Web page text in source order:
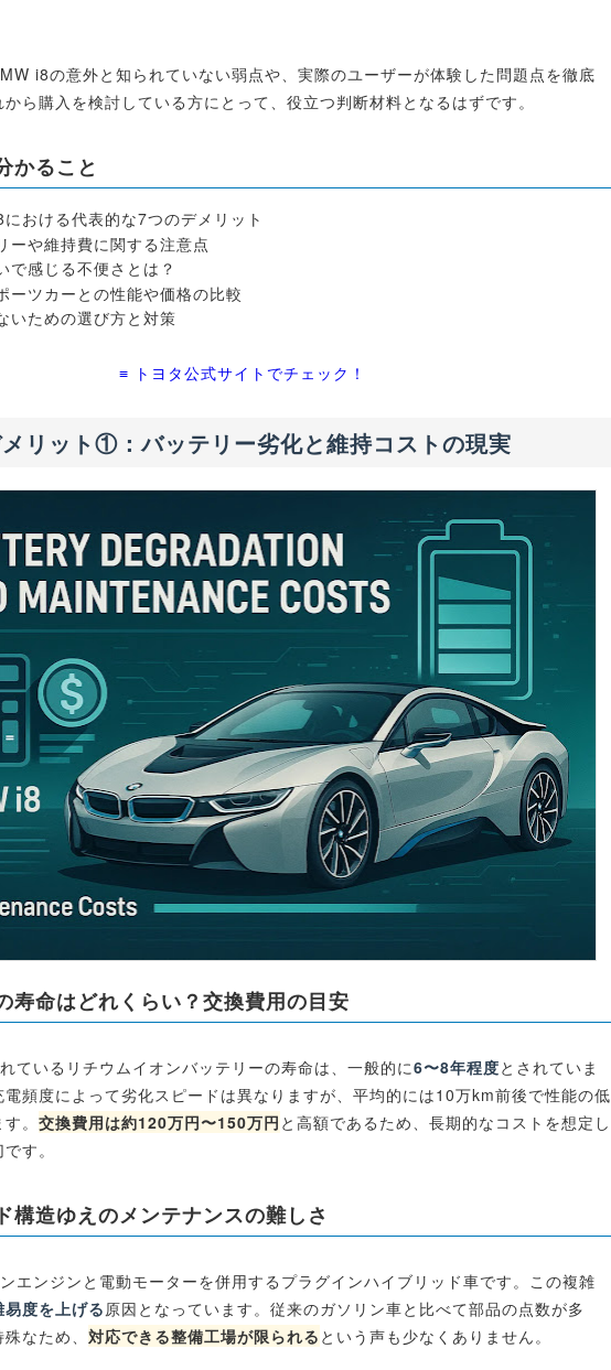
i8の意外と知られていない弱点や、実際のユーザーが体験した問題点を徹底
ら購入を検討している方にとって、役立つ判断材料となるはずです。
かること
おける代表的な7つのデメリット
ーや維持費に関する注意点
で感じる不便さとは？
ーツカーとの性能や価格の比較
いための選び方と対策
≡ トヨタ公式サイトでチェック！
リット①：バッテリー劣化と維持コストの現実
寿命はどれくらい？交換費用の目安
ているリチウムイオンバッテリーの寿命は、一般的に6〜8年程度とされていま
頻度によって劣化スピードは異なりますが、平均的には10万km前後で性能の低
す。交換費用は約120万円〜150万円 と高額であるため、長期的なコストを想定し
す。
構造ゆえのメンテナンスの難しさ
エンジンと電動モーターを併用するプラグインハイブリッド車です。この複雑
度を上げる原因となっています。従来のガソリン車と比べて部品の点数が多
殊なため、対応できる整備工場が限られる という声も少なくありません。